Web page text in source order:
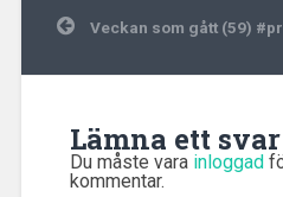
Inläggsnavigering
Veckan som gått (59)
Lämna ett svar
Du måste vara inloggad
kommentar.